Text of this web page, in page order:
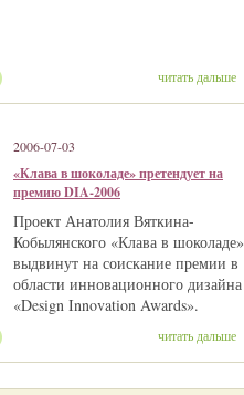
читать дальше
2006-07-03
«Клава в шоколаде» претендует на
премию DIA-2006
Проект Анатолия Вяткина-
Кобылянского «Клава в шоколаде»
выдвинут на соискание премии в
области инновационного дизайна
«Design Innovation Awards».
читать дальше